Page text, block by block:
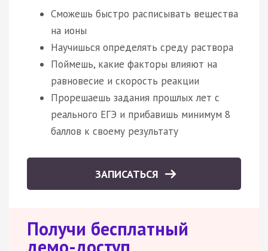
Сможешь быстро расписывать вещества
на ионы
Научишься определять среду раствора
Поймешь, какие факторы влияют на
равновесие и скорость реакции
Прорешаешь задания прошлых лет с
реального ЕГЭ и прибавишь минимум 8
баллов к своему результату
ЗАПИСАТЬСЯ
Получи бесплатный